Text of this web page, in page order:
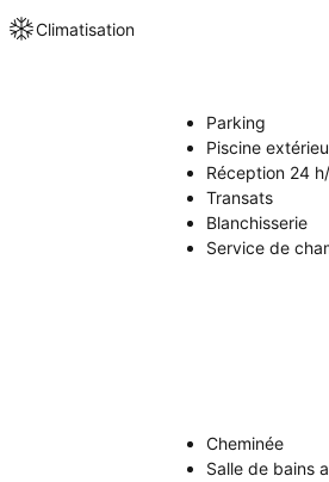
Climatisation
Parking
Piscine
Réception 24
Transats
Blanchisserie
Service de
Cheminée
Salle de bains